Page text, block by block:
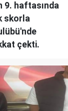
9. haftasında
skorla
çekti.